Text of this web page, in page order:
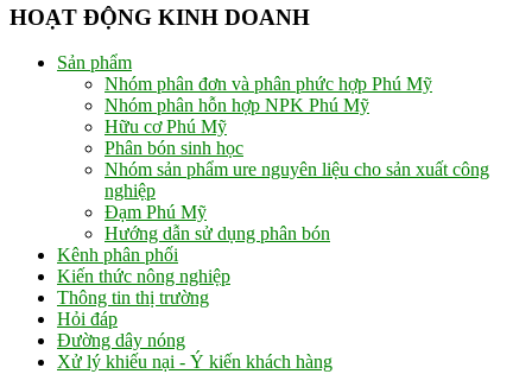
HOẠT ĐỘNG KINH DOANH
Sản phẩm
Nhóm phân đơn và phân phức hợp Phú Mỹ
Nhóm phân hỗn hợp NPK Phú Mỹ
Hữu cơ Phú Mỹ
Phân bón sinh học
Nhóm sản phẩm ure nguyên liệu cho sản xuất công
nghiệp
Đạm Phú Mỹ
Hướng dẫn sử dụng phân bón
Kênh phân phối
Kiến thức nông nghiệp
Thông tin thị trường
Hỏi đáp
Đường dây nóng
Xử lý khiếu nại - Ý kiến khách hàng